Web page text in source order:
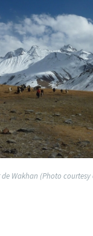
Wakhan (Photo courtesy